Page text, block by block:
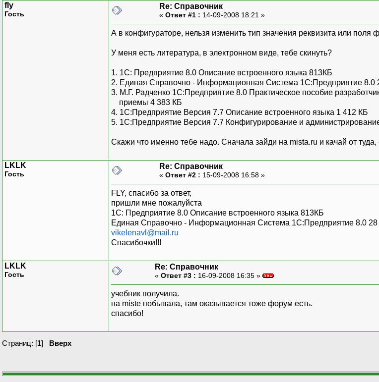
fly
Гость
Re: Справочник
« Ответ #1 : 14-09-2008 18:21 »
А в конфигураторе, нельзя изменить тип значения реквизита или
У меня есть литература, в электронном виде, тебе скинуть?
1. 1С: Предприятие 8.0 Описание встроенного языка 813КБ
2. Единая Справочно - Информационная Система 1С:Предприятие 8.0
3. М.Г. Радченко 1С:Предприятие 8.0 Практическое пособие
приемы 4 383 КБ
4. 1С:Предприятие Версия 7.7 Описание встроенного языка 1 412 КБ
5. 1С:Предприятие Версия 7.7 Конфигурирование и
Скажи что именно тебе надо. Сначала зайди на mista.ru и качай от туда,
LKLK
Гость
Re: Справочник
« Ответ #2 : 15-09-2008 16:58 »
FLY, спасибо за ответ,
пришли мне пожалуйста
1С: Предприятие 8.0 Описание встроенного языка 813КБ
Единая Справочно - Информационная Система 1С:Предприятие 8.0 28
vikelenavl@mail.ru
Спасибочки!!!
LKLK
Гость
Re: Справочник
« Ответ #3 : 16-09-2008 16:35 »
учебник получила.
на mistе побывала, там оказывается тоже форум есть.
спасибо!
Страниц: [1] Вверх